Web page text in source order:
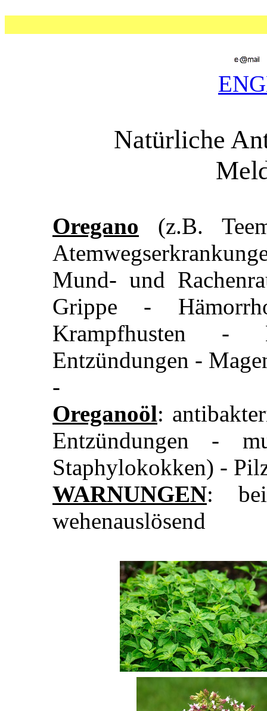
Natürliche
Oregano (z.B.
Mund- und
Grippe -
Krampfhusten -
Entzündungen -
-
Oreganoöl:
Entzündungen -
Staphylokokken) -
WARNUNGEN: bei
wehenauslösend